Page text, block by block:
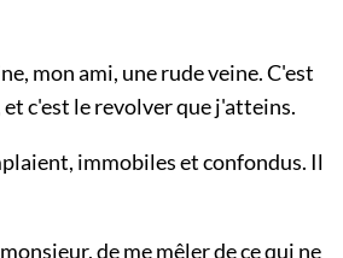
mon ami, une rude veine. C'est
et c'est le revolver que j'atteins.
immobiles et confondus. Il
de me mêler de ce qui ne